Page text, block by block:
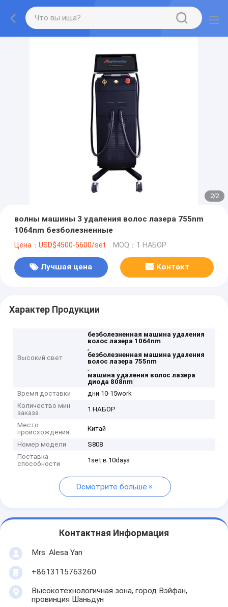
2/2
волны машины 3 удаления волос лазера 755nm
1064nm безболезненные
Цена：USD$4500-5600/set MOQ：1 НАБОР
Лучшая цена Контакт
Характер Продукции
Высокий свет
безболезненная машина удаления
волос лазера 1064nm
,
безболезненная машина удаления
волос лазера 755nm
,
машина удаления волос лазера
диода 808nm
Время доставки
дни 10-15work
Количество мин
заказа
1 НАБОР
Место
происхождения
Китай
Номер модели
S808
Поставка
способности
1set в 10days
Осмотрите больше
Контактная Информация
Mrs. Alesa Yan
+8613115763260
Высокотехнологичная зона, город Вэйфан,
провинция Шаньдун